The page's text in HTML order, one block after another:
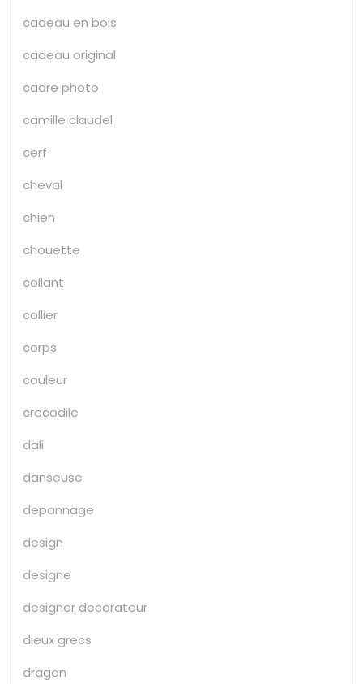
cadeau en bois
cadeau original
cadre photo
camille claudel
cerf
cheval
chien
chouette
collant
collier
corps
couleur
crocodile
dali
danseuse
depannage
design
designe
designer decorateur
dieux grecs
dragon